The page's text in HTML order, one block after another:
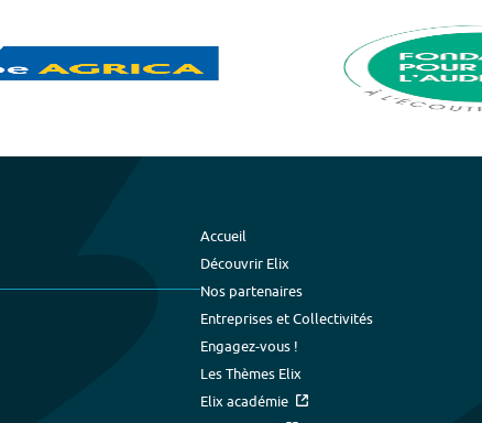
Accueil
Découvrir Elix
Nos partenaires
Entreprises et Collectivités
Engagez-vous !
Les Thèmes Elix
Elix académie